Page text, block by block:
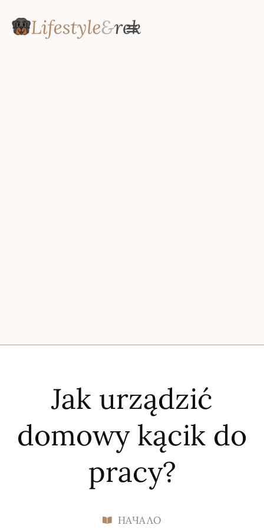
Jak urządzić
domowy kącik do
pracy?
НАЧАЛО